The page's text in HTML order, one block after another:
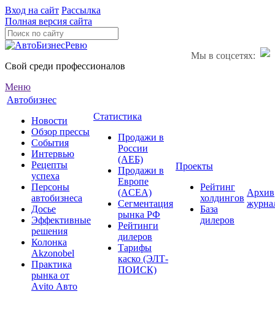
Вход на сайт Рассылка
Полная версия сайта
Мы в соцсетях:
Свой среди профессионалов
Меню
Автобизнес
Новости
Обзор прессы
События
Интервью
Рецепты
успеха
Персоны
автобизнеса
Досье
Эффективные
решения
Колонка
Akzonobel
Практика
рынка от
Аvito Авто
Статистика
Продажи в
России
(АЕБ)
Продажи в
Европе
(ACEA)
Сегментация
рынка РФ
Рейтинги
дилеров
Тарифы
каско (ЭЛТ-
ПОИСК)
Проекты
Рейтинг
холдингов
База
дилеров
Архив